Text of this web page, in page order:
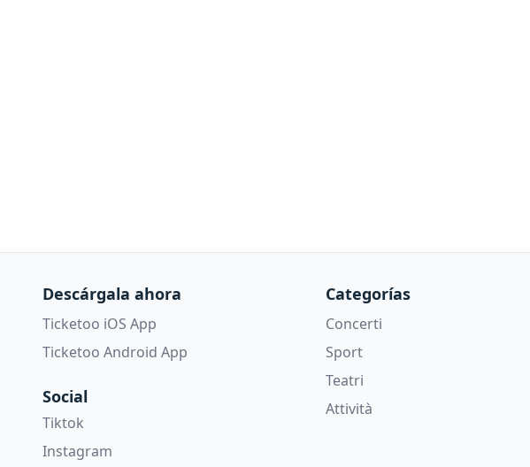
Descárgala ahora
Ticketoo iOS App
Ticketoo Android App
Social
Tiktok
Instagram
Categorías
Concerti
Sport
Teatri
Attività